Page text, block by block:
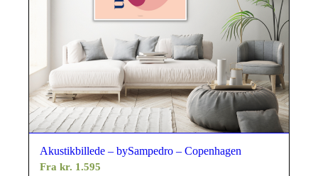
Akustikbillede – bySampedro – Copenhagen
Frakr. 1.595